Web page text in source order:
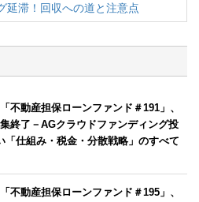
延滞！回収への道と注意点
不動産担保ローンファンド＃191」、
終了－AGクラウドファンディング投
「仕組み・税金・分散戦略」のすべて
不動産担保ローンファンド＃195」、